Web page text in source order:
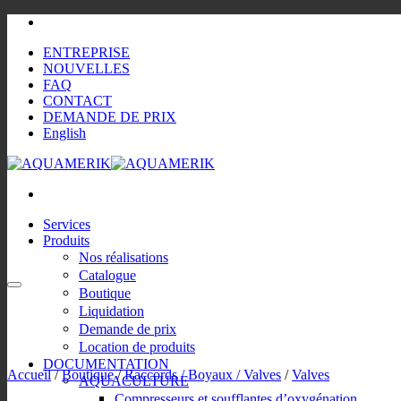
Passer
contenuENTREPRISE
NOUVELLES
FAQ
CONTACT
DEMANDE DE PRIX
English
Services
Produits
Nos réalisations
Catalogue
Boutique
Liquidation
Demande de prix
Location de produits
DOCUMENTATION
AQUACULTURE
Accueil / Boutique / Raccords / Boyaux / Valves / Valves